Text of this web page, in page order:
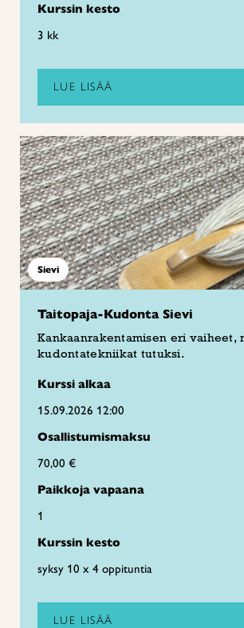
Kurssin kesto
3 kk
LUE LISÄÄ
Sievi
Taitopaja-Kudonta Sievi
Kankaanrakentamisen eri vaiheet,
kudontatekniikat tutuksi.
Kurssi alkaa
15.09.2026 12:00
Osallistumismaksu
70,00 €
Paikkoja vapaana
1
Kurssin kesto
syksy 10 x 4 oppituntia
LUE LISÄÄ